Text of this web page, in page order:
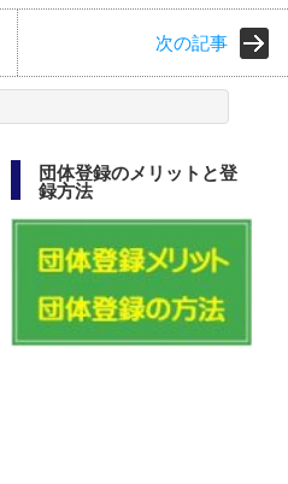
次の記事
団体登録のメリットと登
録方法